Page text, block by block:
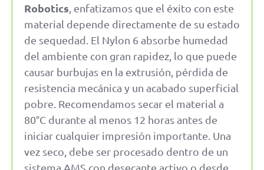
Robotics, enfatizamos que el éxito con este
material depende directamente de su estado
de sequedad. El Nylon 6 absorbe humedad
del ambiente con gran rapidez, lo que puede
causar burbujas en la extrusión, pérdida de
resistencia mecánica y un acabado superficial
pobre. Recomendamos secar el material a
80°C durante al menos 12 horas antes de
iniciar cualquier impresión importante. Una
vez seco, debe ser procesado dentro de un
sistema AMS con desecante activo o desde